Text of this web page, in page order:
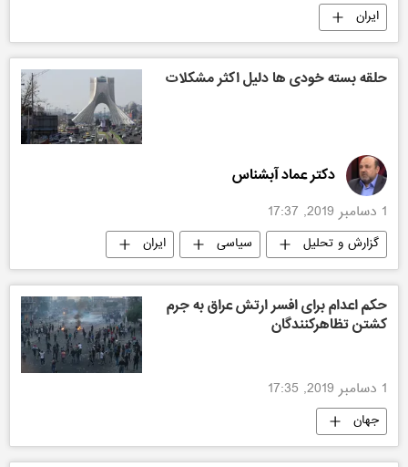
ایران
حلقه بسته خودی ها دلیل اکثر مشکلات
دکتر عماد آبشناس
1 دسامبر 2019, 17:37
گزارش و تحلیل سیاسی ایران
حکم اعدام برای افسر ارتش عراق به جرم
كشتن تظاهركنندگان
1 دسامبر 2019, 17:35
جهان